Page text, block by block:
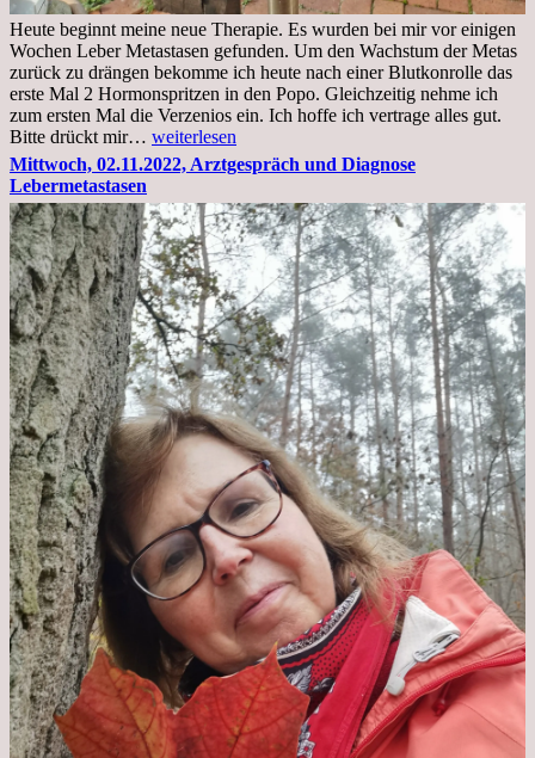
Heute beginnt meine neue Therapie. Es wurden bei mir vor einigen
Wochen Leber Metastasen gefunden. Um den Wachstum der Metas
zurück zu drängen bekomme ich heute nach einer Blutkonrolle das
erste Mal 2 Hormonspritzen in den Popo. Gleichzeitig nehme ich
zum ersten Mal die Verzenios ein. Ich hoffe ich vertrage alles gut.
Bitte drückt mir… Mittwoch,
09.11.2022
weiterlesen
Mittwoch, 02.11.2022, Arztgespräch und Diagnose
Lebermetastasen